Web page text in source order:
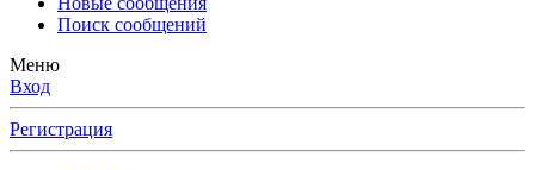
Поиск сообщений
Меню
Вход
Регистрация